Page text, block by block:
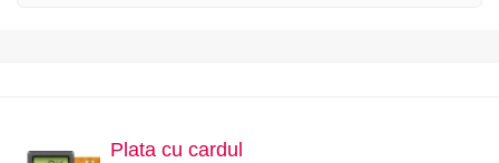
Plata cu cardul